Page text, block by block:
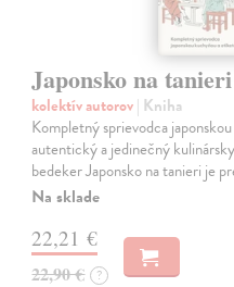
Japonsko na
kolektív autorov| Kniha
Kompletný sprievodca
autentický a jedinečný
bedeker Japonsko na tanieri je
Na sklade
22,21 €
22,90 € ?